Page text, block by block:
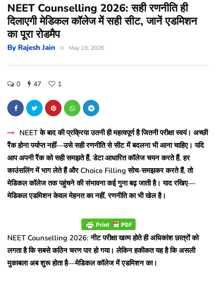
NEET Counselling 2026: सही रणनीति ही
दिलाएगी मेडिकल कॉलेज में सही सीट, जानें एडमिशन
का पूरा रोडमैप
By Rajesh Jain May 19, 2026
0 47 1
NEET के बाद की प्रक्रिया उतनी ही महत्वपूर्ण है जितनी परीक्षा स्वयं। अच्छी
रैंक होना पर्याप्त नहीं—उसे सही रणनीति से सीट में बदलना भी आना चाहिए। यदि
आप अपनी रैंक को सही समझते हैं, डेटा आधारित कॉलेज चयन करते हैं, हर
काउंसलिंग में भाग लेते हैं और Choice Filling सोच-समझकर करते हैं, तो
मेडिकल कॉलेज तक पहुंचने की संभावना कई गुना बढ़ जाती है। याद रखिए—
मेडिकल एडमिशन केवल मेहनत का नहीं, रणनीति का भी खेल है।
NEET Counselling 2026: नीट परीक्षा खत्म होते ही अधिकांश छात्रों को
लगता है कि सबसे कठिन चरण पार हो गया। लेकिन हकीकत यह है कि असली
मुकाबला अब शुरू होता है—मेडिकल कॉलेज में एडमिशन का।